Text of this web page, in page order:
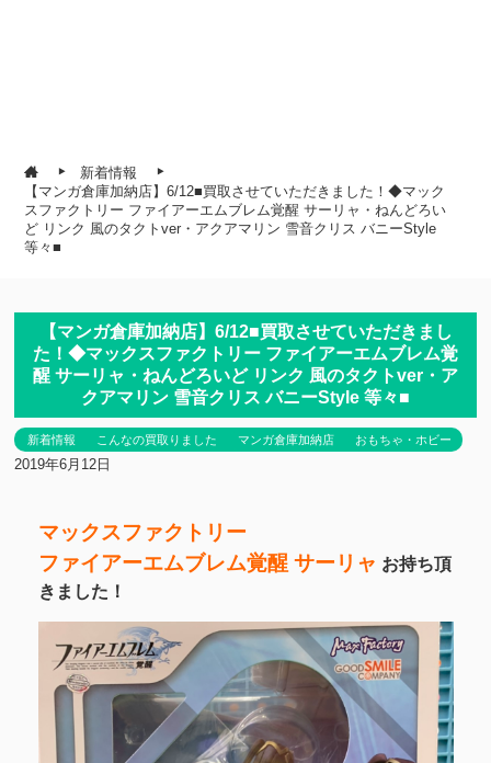
新着情報
【マンガ倉庫加納店】6/12■買取させていただきました！◆マック
スファクトリー ファイアーエムブレム覚醒 サーリャ・ねんどろい
ど リンク 風のタクトver・アクアマリン 雪音クリス バニーStyle
等々■
【マンガ倉庫加納店】6/12■買取させていただきまし
た！◆マックスファクトリー ファイアーエムブレム覚
醒 サーリャ・ねんどろいど リンク 風のタクトver・ア
クアマリン 雪音クリス バニーStyle 等々■
新着情報 こんなの買取りました マンガ倉庫加納店 おもちゃ・ホビー
2019年6月12日
マックスファクトリー
ファイアーエムブレム覚醒 サーリャ お持ち頂
きました！